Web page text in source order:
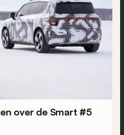
over de Smart #5